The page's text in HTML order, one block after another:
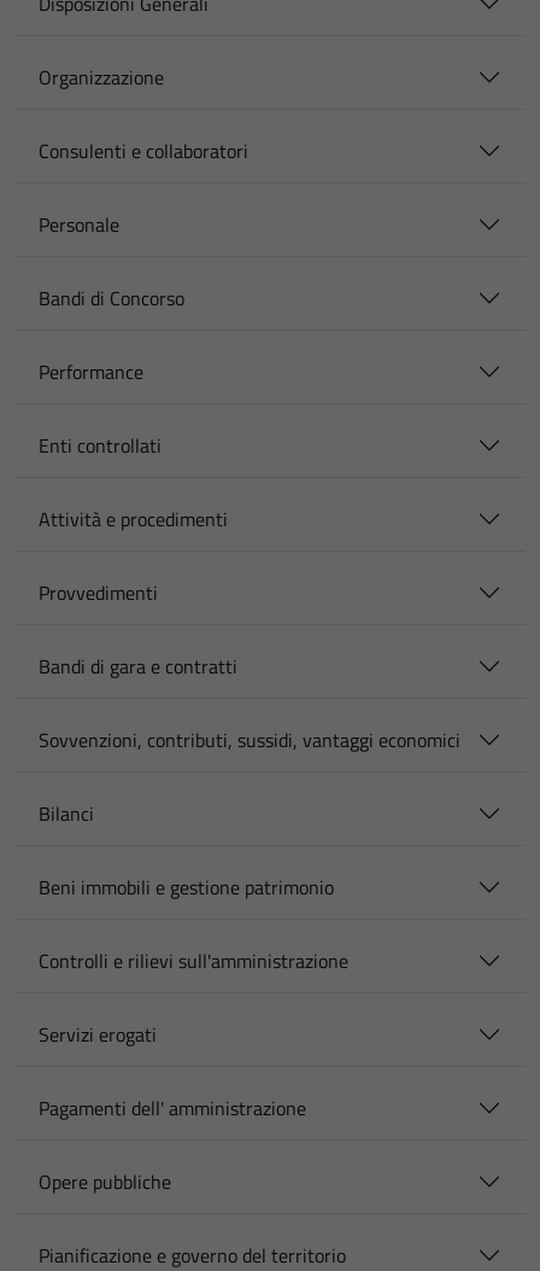
Organizzazione
Consulenti e collaboratori
Personale
Bandi di Concorso
Performance
Enti controllati
Attività e procedimenti
Provvedimenti
Bandi di gara e contratti
Sovvenzioni, contributi, sussidi, vantaggi economici
Bilanci
Beni immobili e gestione patrimonio
Controlli e rilievi sull'amministrazione
Servizi erogati
Pagamenti dell' amministrazione
Opere pubbliche
Pianificazione e governo del territorio